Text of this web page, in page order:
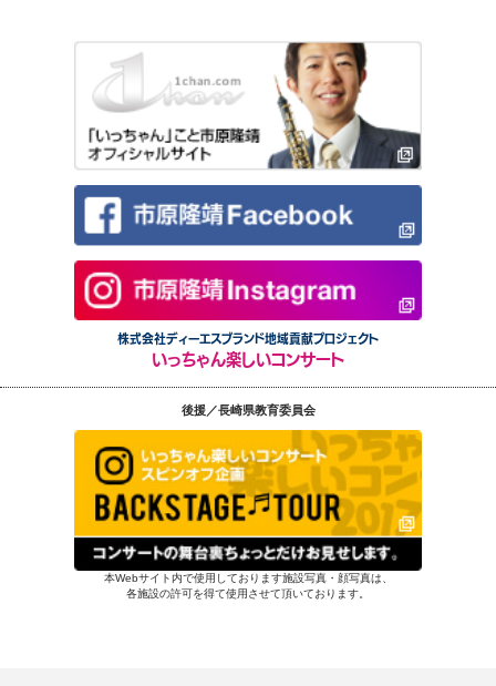
株式会社ディーエスブランド地域貢献プロジェクト
いっちゃん楽しいコンサート
後援／長崎県教育委員会
本Webサイト内で使用しております施設写真・顔写真は、
各施設の許可を得て使用させて頂いております。